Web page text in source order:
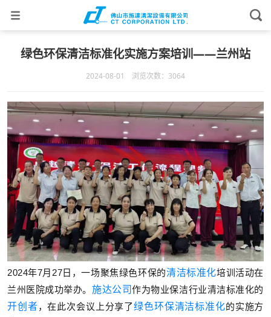
绿色环保清洁标准化实施方案培训——兰州站
2024-08-01 浏览次数：3064
2024年7月27日，一场聚焦绿色环保的清洁标准化培训活动在
兰州医院成功举办。 施达公司作为物业保洁行业清洁标准化的
开创者，在此次会议上分享了绿色环保清洁标准化的实施方